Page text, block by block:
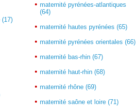
(17)
maternité pyrénées-atlantiques
(64)
maternité hautes pyrénées (65)
maternité pyrénées orientales (66)
maternité bas-rhin (67)
maternité haut-rhin (68)
maternité rhône (69)
maternité saône et loire (71)